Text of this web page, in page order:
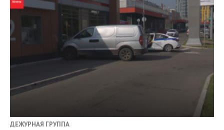
ДЕЖУРНАЯ ГРУППА